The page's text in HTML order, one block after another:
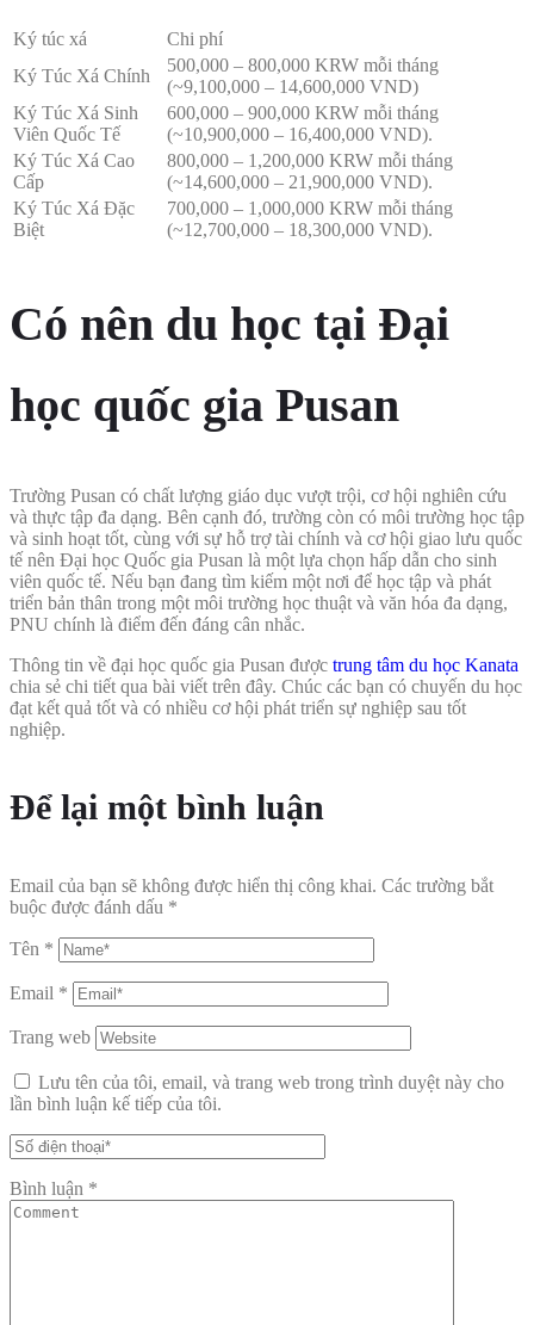
Ký túc xá
Chi phí
Ký Túc Xá Chính
500,000 – 800,000 KRW mỗi tháng
(~9,100,000 – 14,600,000 VND)
Ký Túc Xá Sinh
Viên Quốc Tế
600,000 – 900,000 KRW mỗi tháng
(~10,900,000 – 16,400,000 VND).
Ký Túc Xá Cao
Cấp
800,000 – 1,200,000 KRW mỗi tháng
(~14,600,000 – 21,900,000 VND).
Ký Túc Xá Đặc
Biệt
700,000 – 1,000,000 KRW mỗi tháng
(~12,700,000 – 18,300,000 VND).
Có nên du học tại Đại
học quốc gia Pusan
Trường Pusan có chất lượng giáo dục vượt trội, cơ hội nghiên cứu
và thực tập đa dạng. Bên cạnh đó, trường còn có môi trường học tập
và sinh hoạt tốt, cùng với sự hỗ trợ tài chính và cơ hội giao lưu quốc
tế nên Đại học Quốc gia Pusan là một lựa chọn hấp dẫn cho sinh
viên quốc tế. Nếu bạn đang tìm kiếm một nơi để học tập và phát
triển bản thân trong một môi trường học thuật và văn hóa đa dạng,
PNU chính là điểm đến đáng cân nhắc.
Thông tin về đại học quốc gia Pusan được trung tâm du học Kanata
chia sẻ chi tiết qua bài viết trên đây. Chúc các bạn có chuyến du học
đạt kết quả tốt và có nhiều cơ hội phát triển sự nghiệp sau tốt
nghiệp.
Để lại một bình luận
Email của bạn sẽ không được hiển thị công khai. Các trường bắt
buộc được đánh dấu *
Tên *
Email *
Trang web
Lưu tên của tôi, email, và trang web trong trình duyệt này cho
lần bình luận kế tiếp của tôi.
Bình luận *